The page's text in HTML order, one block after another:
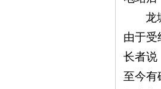
龙
由于受
长者说
至今有